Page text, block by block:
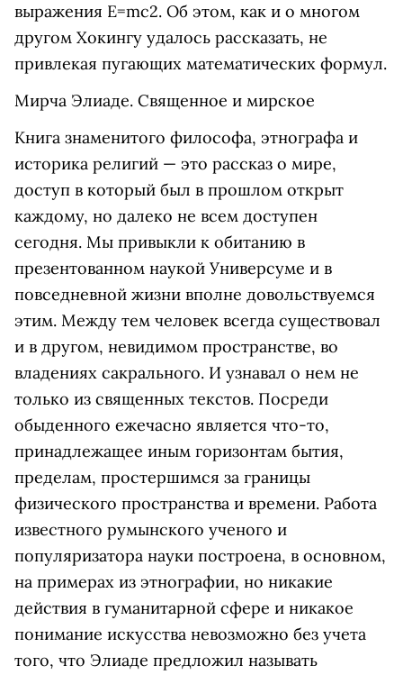
выражения E=mc2. Об этом, как и о многом
другом Хокингу удалось рассказать, не
привлекая пугающих математических формул.
Мирча Элиаде. Священное и мирское
Книга знаменитого философа, этнографа и
историка религий — это рассказ о мире,
доступ в который был в прошлом открыт
каждому, но далеко не всем доступен
сегодня. Мы привыкли к обитанию в
презентованном наукой Универсуме и в
повседневной жизни вполне довольствуемся
этим. Между тем человек всегда существовал
и в другом, невидимом пространстве, во
владениях сакрального. И узнавал о нем не
только из священных текстов. Посреди
обыденного ежечасно является что-то,
принадлежащее иным горизонтам бытия,
пределам, простершимся за границы
физического пространства и времени. Работа
известного румынского ученого и
популяризатора науки построена, в основном,
на примерах из этнографии, но никакие
действия в гуманитарной сфере и никакое
понимание искусства невозможно без учета
того, что Элиаде предложил называть